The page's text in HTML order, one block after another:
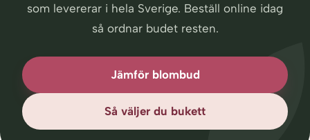
som levererar i hela Sverige. Beställ online idag
så ordnar budet resten.
Jämför blombud
Så väljer du bukett